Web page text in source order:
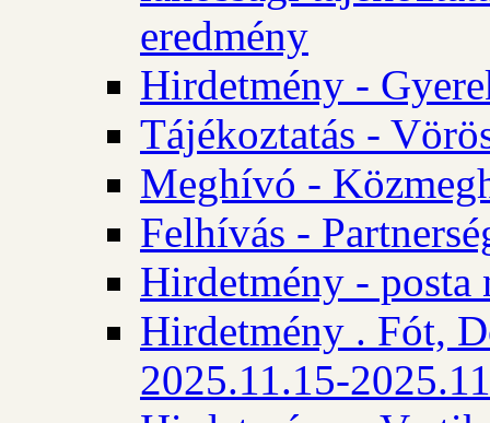
eredmény
Hirdetmény -
Tájékoztatás -
Meghívó -
Felhívás -
Hirdetmény - posta
Hirdetmény . Fót,
2025.11.15-